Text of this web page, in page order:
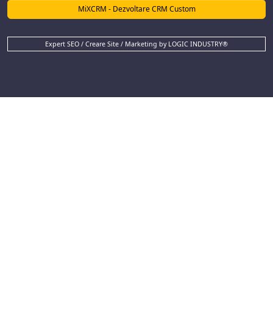
MiXCRM - Dezvoltare CRM Custom
Expert SEO / Creare Site / Marketing by LOGIC INDUSTRY®